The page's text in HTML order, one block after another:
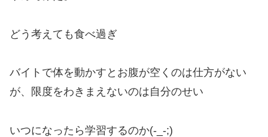
どう考えても食べ過ぎ
バイトで体を動かすとお腹が空くのは仕方がない
が、限度をわきまえないのは自分のせい
いつになったら学習するのか(-_-;)